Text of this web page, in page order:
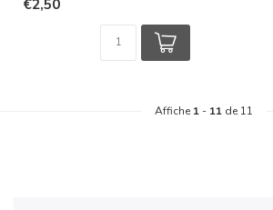
€2,50
Affiche 1 - 11 de 11